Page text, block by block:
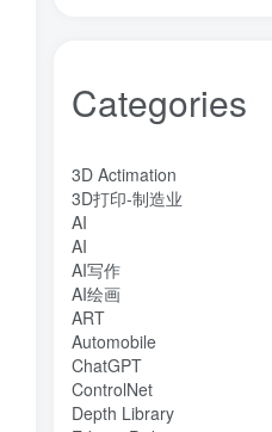
Categories
3D Actimation
3D打印-制造业
AI
AI
AI写作
AI绘画
ART
Automobile
ChatGPT
ControlNet
Depth Library